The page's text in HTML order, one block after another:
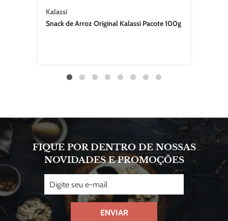
Kalassi
Snack de Arroz Original Kalassi Pacote 100g
FIQUE POR DENTRO DE NOSSAS
NOVIDADES E PROMOÇÕES
ENVIAR